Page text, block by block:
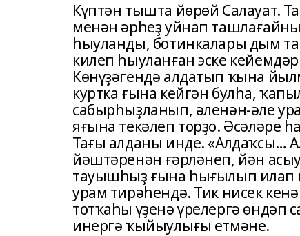
Күптән тышта йөрөй Салауат.
менән әрһеҙ уйнап
һыуланды, ботинкалары дым
килеп һыу­ланған эске
Көнүҙәгендә алдатып ҡына
куртка ғына кейгән булһа,
сабыр­һыҙланып, әленән-әле
яғына текәлеп торҙо. Әсәләре
Тағы алданы инде. «Алдаҡсы…
йәштәренән ғәрләнеп, йән
тауышһыҙ ғына һығылып илап
урам тирәһендә. Тик нисек
тотҡаһы үҙенә үрелергә өндәп
инергә ҡыйыулығы етмәне.